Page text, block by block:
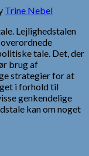
Trine Nebel
Lejlighedstalen
tale. Det, der
brug af
strategier for at
i forhold til
genkendelige
kan om noget